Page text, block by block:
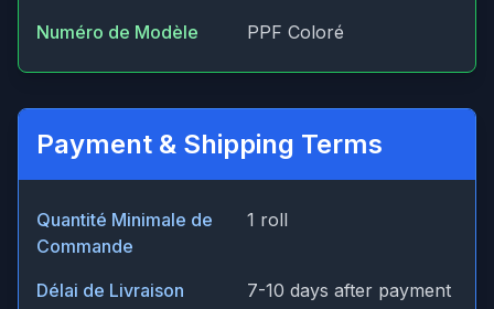
Numéro de Modèle
PPF Coloré
Payment & Shipping Terms
Quantité Minimale de
Commande
1 roll
Délai de Livraison
7-10 days after payment